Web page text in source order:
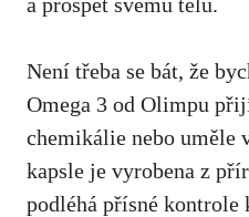
Není třeba se bát, že
Omega 3 od Olimpu
chemikálie nebo uměle
kapsle je vyrobena z
podléhá přísné